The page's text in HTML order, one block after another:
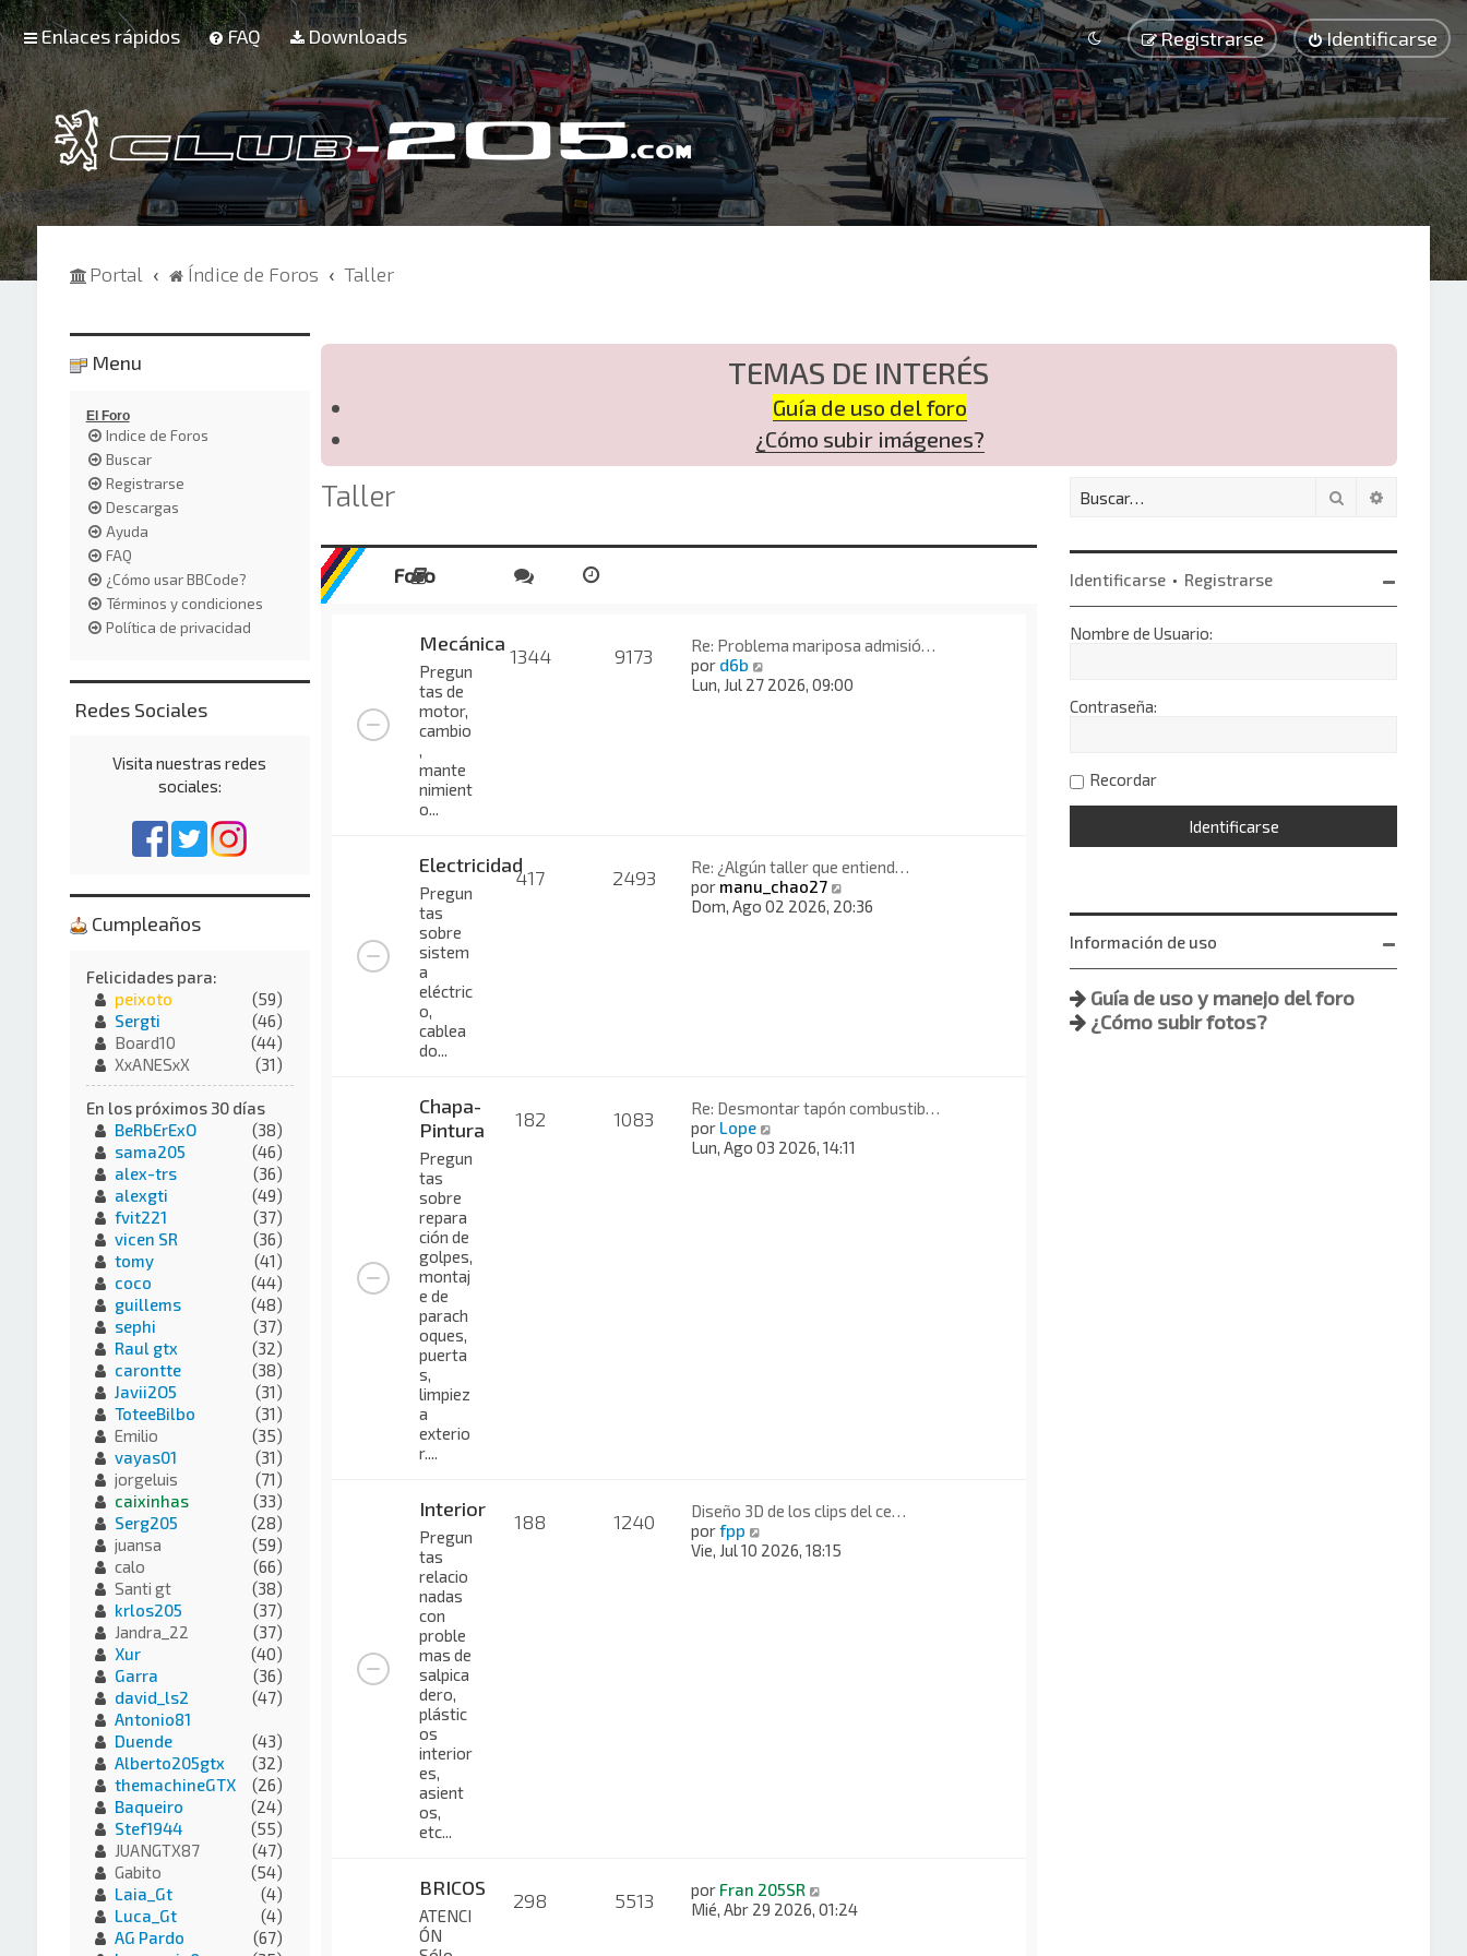
Enlaces rápidos FAQ Downloads Identificarse
Registrarse
Portal Índice de Foros Taller
TEMAS DE INTERÉS
Guía de uso del foro
¿Cómo subir imágenes?
Taller
Foro
Mecánica
Pregun
tas de
motor,
cambio
,
mante
nimient
o...
1344 9173
Re: Problema mariposa admisió…
por d6b
e
e
n
s
a
Lun, Jul 27 2026, 09:00
Electricidad
Pregun
tas
sobre
sistem
a
eléctric
o,
cablea
do...
417 2493
Re: ¿Algún taller que entiend…
por manu_chao27
e
n
s
a
j
Dom, Ago 02 2026, 20:36
Chapa-
Pintura
Pregun
tas
sobre
repara
ción de
golpes,
montaj
e de
parach
oques,
puerta
s,
limpiez
a
exterio
r....
182 1083
Re: Desmontar tapón combustib…
por Lope
e
Lun, Ago 03 2026, 14:11
Interior
Pregun
tas
relacio
nadas
con
proble
mas de
salpica
dero,
plástic
os
interior
es,
asient
os,
etc...
188 1240
Diseño 3D de los clips del ce…
porfpp
e
Vie, Jul 10 2026, 18:15
BRICOS
ATENCI
ÓN
298 5513 por Fran 205SR
e
Mié, Abr 29 2026, 01:24
Buscar
Identificarse • Registrarse
Nombre de Usuario:
Contraseña:
Recordar
Información de uso
Guía de uso y manejo del foro
¿Cómo subir fotos?
Menu
El Foro
Indice de Foros
Buscar
Registrarse
Descargas
Ayuda
FAQ
¿Cómo usar BBCode?
Términos y condiciones
Política de privacidad
Redes Sociales
Visita nuestras redes
sociales:
Cumpleaños
Felicidades para:
peixoto
(59)
Sergti
(46)
Board10
(44)
XxANESxX
(31)
En los próximos 30 días
BeRbErExO
(38)
sama205
(46)
alex-trs
(36)
alexgti
(49)
fvit221
(37)
vicen SR
(36)
tomy
(41)
coco
(44)
guillems
(48)
sephi
(37)
Raul gtx
(32)
carontte
(38)
Javii2O5
(31)
ToteeBilbo
(31)
Emilio
(35)
vayas01
(31)
jorgeluis
(71)
caixinhas
(33)
Serg205
(28)
juansa
(59)
calo
(66)
Santi gt
(38)
krlos205
(37)
Jandra_22
(37)
Xur
(40)
Garra
(36)
david_ls2
(47)
Antonio81
Duende
(43)
Alberto205gtx
(32)
themachineGTX
(26)
Baqueiro
(24)
Stef1944
(55)
JUANGTX87
(47)
Gabito
(54)
Laia_Gt
(4)
Luca_Gt
(4)
AG Pardo
(67)